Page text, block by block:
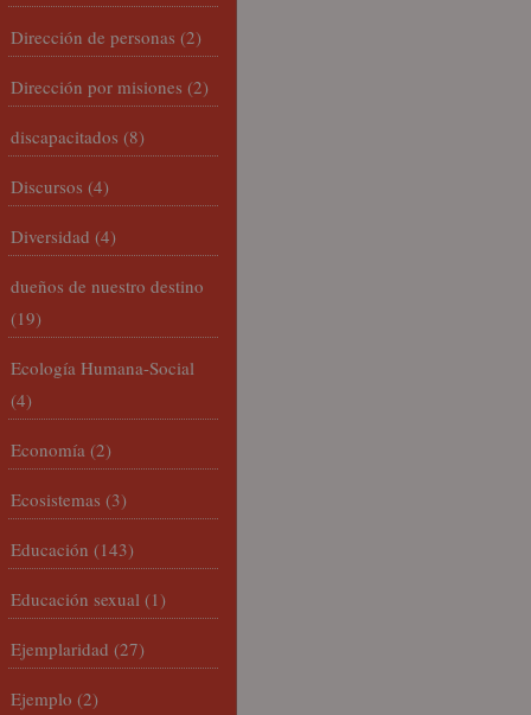
Dirección de personas (2)
Dirección por misiones (2)
discapacitados (8)
Discursos (4)
Diversidad (4)
dueños de nuestro destino
(19)
Ecología Humana-Social
(4)
Economía (2)
Ecosistemas (3)
Educación (143)
Educación sexual (1)
Ejemplaridad (27)
Ejemplo (2)